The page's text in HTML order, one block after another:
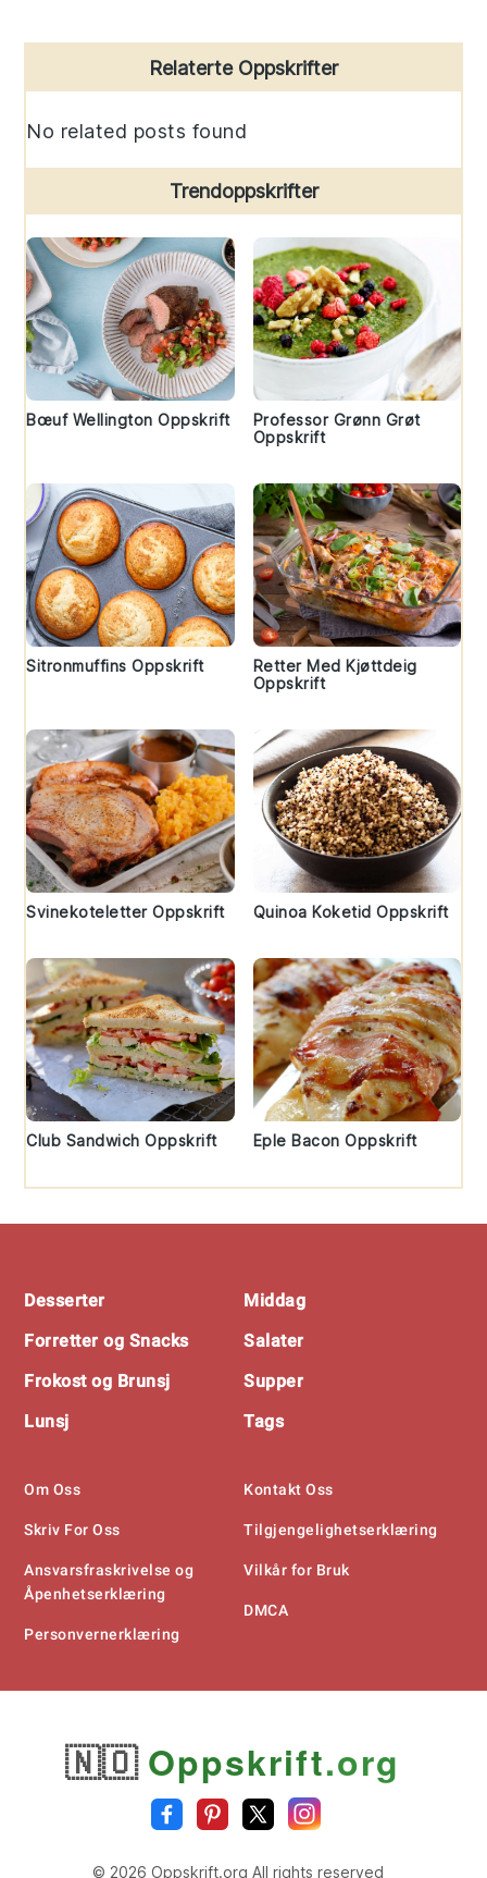
Sidebar
Relaterte Oppskrifter
No related posts found
Trendoppskrifter
Bœuf Wellington Oppskrift
Professor Grønn Grøt
Oppskrift
Sitronmuffins Oppskrift
Retter Med Kjøttdeig
Oppskrift
Svinekoteletter Oppskrift Quinoa Koketid Oppskrift
Club Sandwich Oppskrift Eple Bacon Oppskrift
Desserter
Forretter og Snacks
Frokost og Brunsj
Lunsj
Middag
Salater
Supper
Tags
Om Oss
Skriv For Oss
Ansvarsfraskrivelse og
Åpenhetserklæring
Personvernerklæring
Kontakt Oss
Tilgjengelighetserklæring
Vilkår for Bruk
DMCA
🇳🇴Oppskrift.org
© 2026 Oppskrift.org All rights reserved